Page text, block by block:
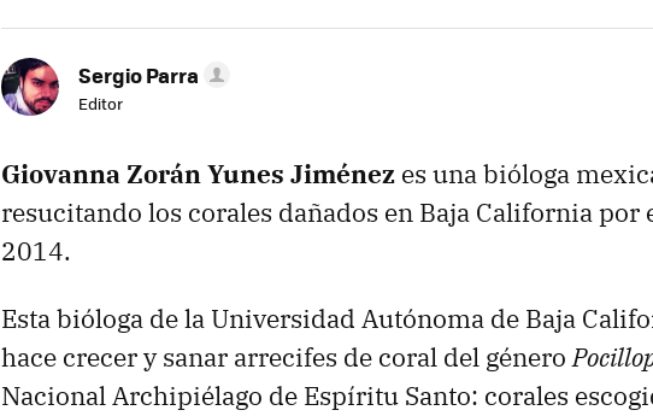
Sergio Parra
Editor
Giovanna Zorán Yunes Jiménez es una bióloga
resucitando los corales dañados en Baja California por
2014.
Esta bióloga de la Universidad Autónoma de Baja
hace crecer y sanar arrecifes de coral del género
Nacional Archipiélago de Espíritu Santo: corales